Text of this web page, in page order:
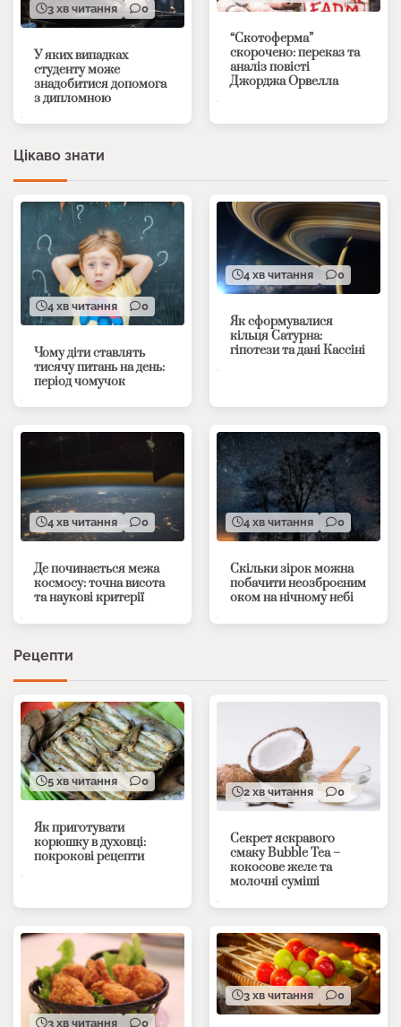
3 хв читання 0
У яких випадках
студенту може
знадобитися допомога
з дипломною
“Скотоферма”
скорочено: переказ та
аналіз повісті
Джорджа Орвелла
Цікаво знати
4 хв читання 0
Чому діти ставлять
тисячу питань на день:
період чомучок
4 хв читання 0
Як сформувалися
кільця Сатурна:
гіпотези та дані Кассіні
4 хв читання 0
Де починається межа
космосу: точна висота
та наукові критерії
4 хв читання 0
Скільки зірок можна
побачити неозброєним
оком на нічному небі
Рецепти
5 хв читання 0
Як приготувати
корюшку в духовці:
покрокові рецепти
2 хв читання 0
Секрет яскравого
смаку Bubble Tea –
кокосове желе та
молочні суміші
3 хв читання 0
3 хв читання 0